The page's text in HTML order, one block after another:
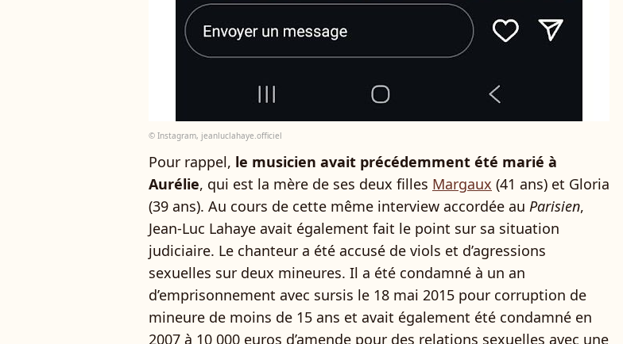
© Instagram, jeanluclahaye.officiel
Pour rappel, le musicien avait précédemment été marié à
Aurélie, qui est la mère de ses deux filles Margaux (41 ans) et Gloria
(39 ans). Au cours de cette même interview accordée au Parisien,
Jean-Luc Lahaye avait également fait le point sur sa situation
judiciaire. Le chanteur a été accusé de viols et d’agressions
sexuelles sur deux mineures. Il a été condamné à un an
d’emprisonnement avec sursis le 18 mai 2015 pour corruption de
mineure de moins de 15 ans et avait également été condamné en
2007 à 10 000 euros d’amende pour des relations sexuelles avec une